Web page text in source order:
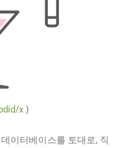
x )
이터베이스를 토대로, 직